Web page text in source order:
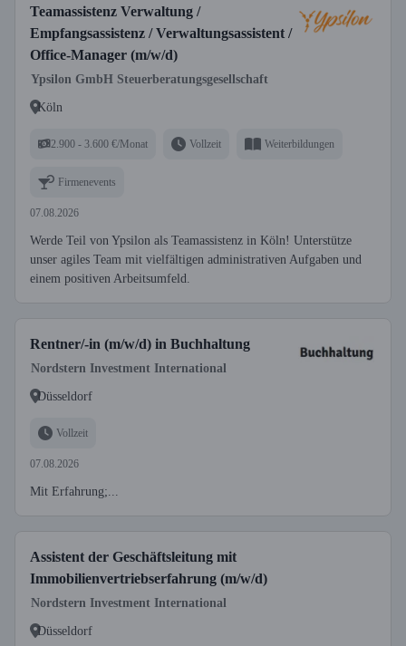
Teamassistenz Verwaltung /
Empfangsassistenz / Verwaltungsassistent /
Office-Manager (m/w/d)
Ypsilon GmbH Steuerberatungsgesellschaft
Köln
2.900 - 3.600 €/Monat Vollzeit Weiterbildungen
Firmenevents
07.08.2026
Werde Teil von Ypsilon als Teamassistenz in Köln! Unterstütze
unser agiles Team mit vielfältigen administrativen Aufgaben und
einem positiven Arbeitsumfeld.
Rentner/-in (m/w/d) in Buchhaltung
Nordstern Investment International
Düsseldorf
Vollzeit
07.08.2026
Mit Erfahrung;...
Assistent der Geschäftsleitung mit
Immobilienvertriebserfahrung (m/w/d)
Nordstern Investment International
Düsseldorf